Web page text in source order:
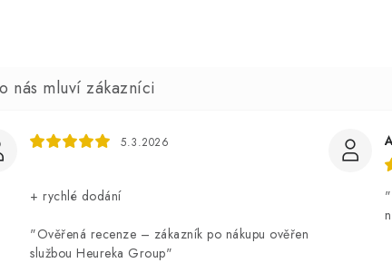
5.3.2026
+ rychlé dodání
"Ověřená recenze – zákazník po nákupu ověřen
službou Heureka Group"